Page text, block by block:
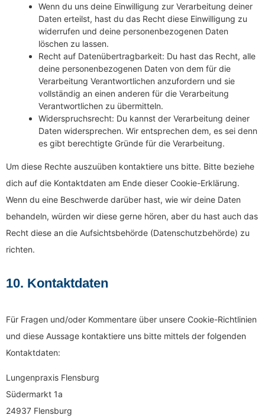
Wenn du uns deine Einwilligung zur Verarbeitung deiner
Daten erteilst, hast du das Recht diese Einwilligung zu
widerrufen und deine personenbezogenen Daten
löschen zu lassen.
Recht auf Datenübertragbarkeit: Du hast das Recht, alle
deine personenbezogenen Daten von dem für die
Verarbeitung Verantwortlichen anzufordern und sie
vollständig an einen anderen für die Verarbeitung
Verantwortlichen zu übermitteln.
Widerspruchsrecht: Du kannst der Verarbeitung deiner
Daten widersprechen. Wir entsprechen dem, es sei denn
es gibt berechtigte Gründe für die Verarbeitung.
Um diese Rechte auszuüben kontaktiere uns bitte. Bitte beziehe
dich auf die Kontaktdaten am Ende dieser Cookie-Erklärung.
Wenn du eine Beschwerde darüber hast, wie wir deine Daten
behandeln, würden wir diese gerne hören, aber du hast auch das
Recht diese an die Aufsichtsbehörde (Datenschutzbehörde) zu
richten.
10. Kontaktdaten
Für Fragen und/oder Kommentare über unsere Cookie-Richtlinien
und diese Aussage kontaktiere uns bitte mittels der folgenden
Kontaktdaten:
Lungenpraxis Flensburg
Südermarkt 1a
24937 Flensburg